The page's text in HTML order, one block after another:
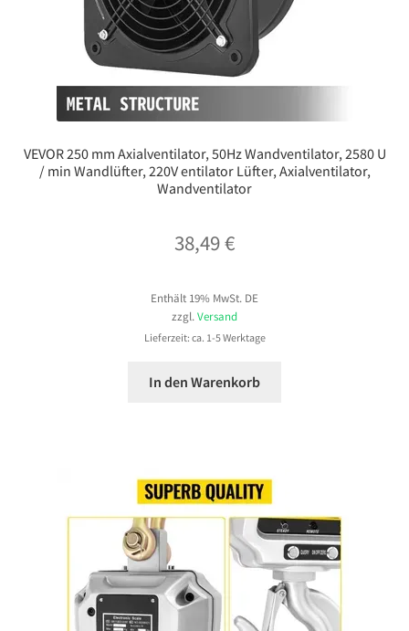
VEVOR 250 mm Axialventilator, 50Hz Wandventilator, 2580 U
/ min Wandlüfter, 220V entilator Lüfter, Axialventilator,
Wandventilator
38,49€
Enthält 19% MwSt. DE
zzgl.Versand
Lieferzeit: ca. 1-5 Werktage
In den Warenkorb